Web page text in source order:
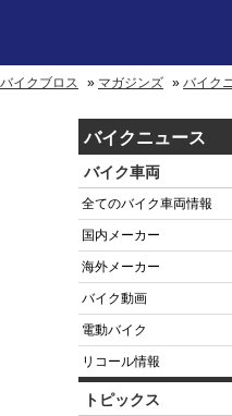
バイクブロス マガジンズ バイク
バイクニュース
バイク車両
全てのバイク車両情報
国内メーカー
海外メーカー
バイク動画
電動バイク
リコール情報
トピックス